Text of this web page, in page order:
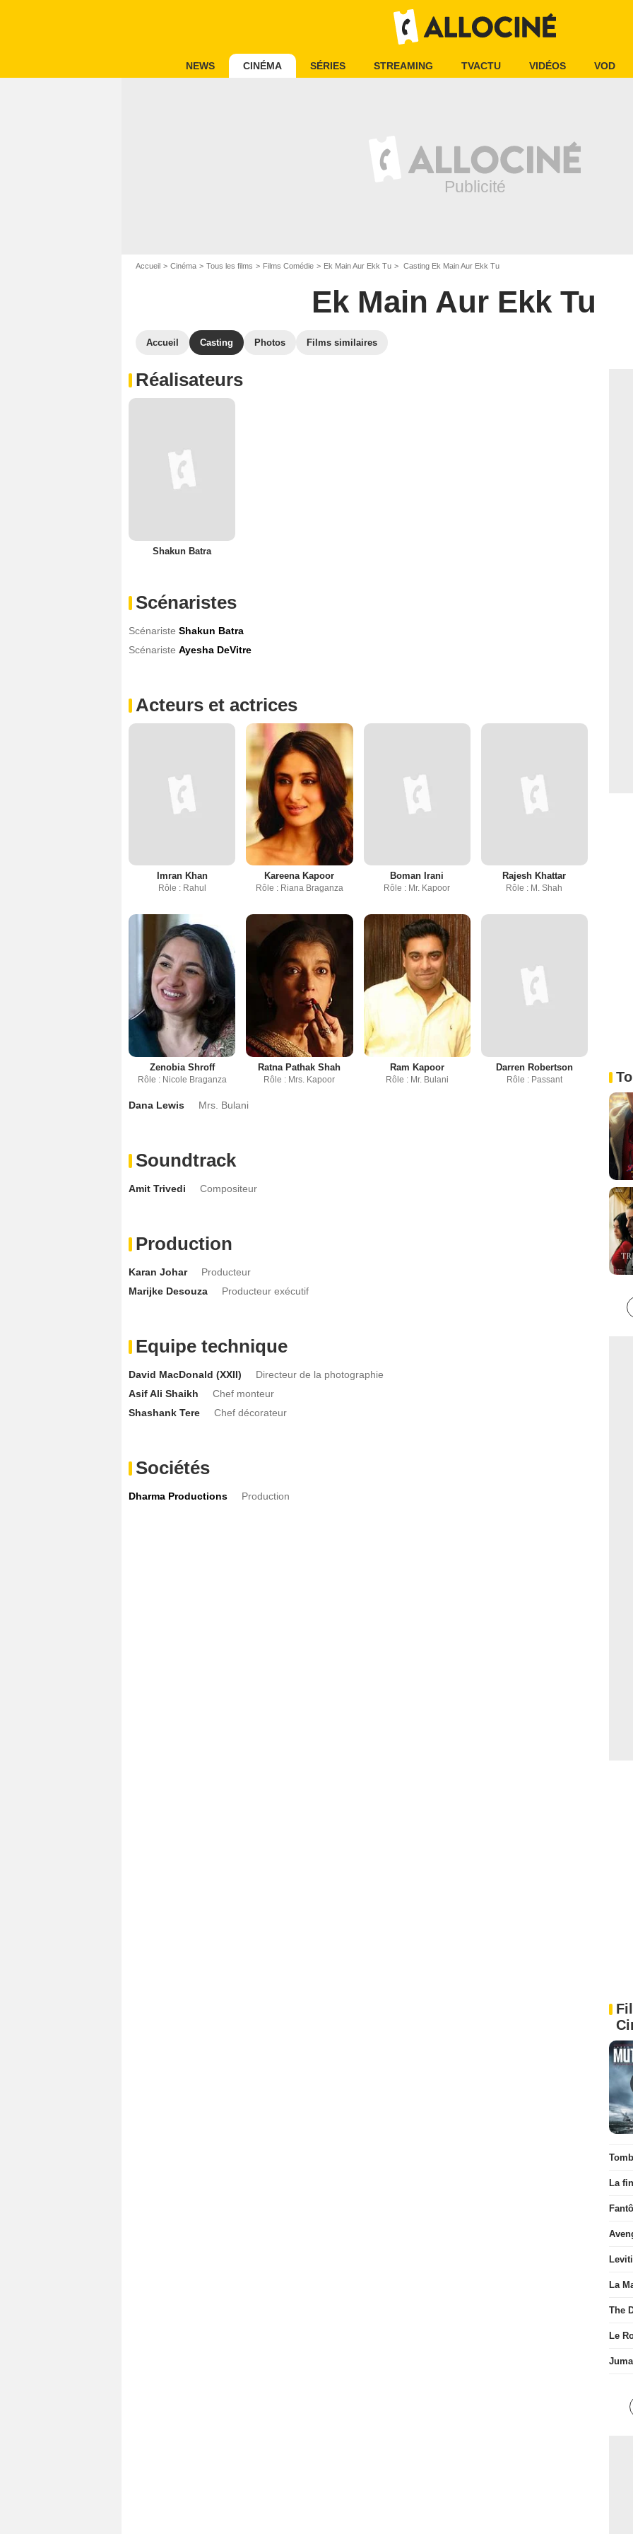
NEWS CINÉMA SÉRIES STREAMING TVACTU VIDÉOS VOD
Accueil Cinéma Tous les films Films Comédie Ek Main Aur Ekk Tu Casting Ek Main Aur Ekk Tu
Ek Main Aur Ekk Tu
Accueil Casting Photos Films similaires
Réalisateurs
Shakun Batra
Scénaristes
Scénariste Shakun Batra
Scénariste Ayesha DeVitre
Acteurs et actrices
Imran Khan
Rôle : Rahul
Kareena Kapoor
Rôle : Riana Braganza
Boman Irani
Rôle : Mr. Kapoor
Rajesh Khattar
Rôle : M. Shah
Zenobia Shroff
Rôle : Nicole Braganza
Ratna Pathak Shah
Rôle : Mrs. Kapoor
Ram Kapoor
Rôle : Mr. Bulani
Darren Robertson
Rôle : Passant
Dana Lewis Mrs. Bulani
Soundtrack
Amit Trivedi Compositeur
Production
Karan Johar
Producteur
Marijke Desouza
Producteur exécutif
Equipe technique
David MacDonald (XXII)
Directeur de la photographie
Asif Ali Shaikh
Chef monteur
Shashank Tere
Chef décorateur
Sociétés
Dharma Productions Production
La
La
The
Le